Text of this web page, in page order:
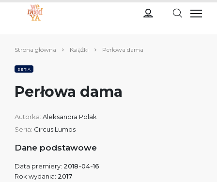
Strona główna Książki Perłowa dama
SERIA
Perłowa dama
Autorka: Aleksandra Polak
Seria: Circus Lumos
Dane podstawowe
Data premiery: 2018-04-16
Rok wydania: 2017